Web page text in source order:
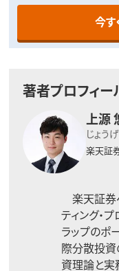
今す
著者プロフィー
上源
じょう
楽天証
楽天証券
ティング・
ラップのポ
際分散投資
資理論と実